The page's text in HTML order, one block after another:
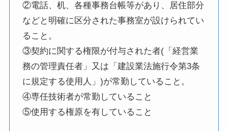
②電話、机、各種事務台帳等があり、居住部分
などと明確に区分された事務室が設けられてい
ること。
③契約に関する権限が付与された者(「経営業
務の管理責任者」又は「建設業法施行令第3条
に規定する使用人」)が常勤していること。
④専任技術者が常勤していること
⑤使用する権原を有していること